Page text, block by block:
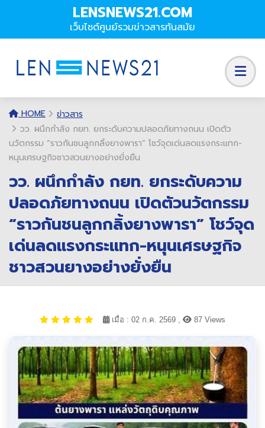
LENSNEWS21.COM
เว็บไซต์ศูนย์รวมข่าวสารทันสมัย
HOME
ข่าวสาร
วว. ผนึกกำลัง กยท. ยกระดับความปลอดภัยทางถนน เปิดตัว
นวัตกรรม “ราวกันชนลูกกลิ้งยางพารา” โชว์จุดเด่นลดแรงกระแทก-
หนุนเศรษฐกิจชาวสวนยางอย่างยั่งยืน
วว. ผนึกกำลัง กยท. ยกระดับความ
ปลอดภัยทางถนน เปิดตัวนวัตกรรม
“ราวกันชนลูกกลิ้งยางพารา” โชว์จุด
เด่นลดแรงกระแทก-หนุนเศรษฐกิจ
ชาวสวนยางอย่างยั่งยืน
เมื่อ : 02 ก.ค. 2569 , 87 Views